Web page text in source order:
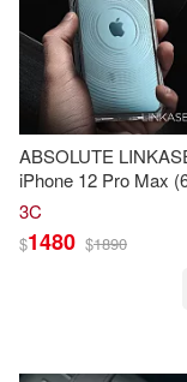
Crafted
御巫桃也(62)
全國會計專
葉嘉瑩(57)
武漢大學出版
中國林業出版
台灣東販
ABSOLUTE
iPhone 12 Pro Max
電子蝕刻技術防摔抗
Max專用
3C
$1480 $1890